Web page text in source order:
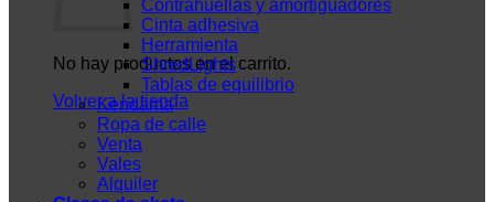
No hay productos en el carrito.
Volver a la tienda
Contrahuellas y amortiguadores
Cinta adhesiva
Herramienta
ShredLights
Tablas de equilibrio
Kendama
Ropa de calle
Venta
Vales
Alquiler